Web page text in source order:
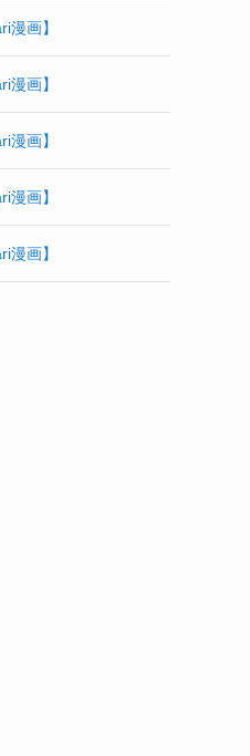
漫画】
漫画】
漫画】
漫画】
漫画】